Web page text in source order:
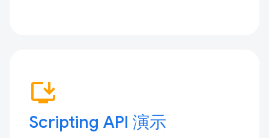
install_desktop
Scripting API 演示